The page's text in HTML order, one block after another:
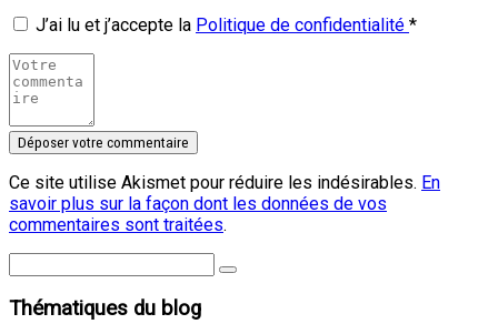
J’ai lu et j’accepte la Politique de confidentialité *
Ce site utilise Akismet pour réduire les indésirables. En
savoir plus sur la façon dont les données de vos
commentaires sont traitées.
Thématiques du blog